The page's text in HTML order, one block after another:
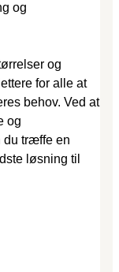
og
og
for alle at
behov. Ved at
og
du træffe en
løsning til